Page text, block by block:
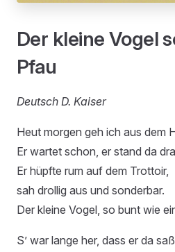
Der kleine Vogel
Pfau
Deutsch D. Kaiser
Heut morgen geh ich aus dem
Er wartet schon, er stand da
Er hüpfte rum auf dem Trottoir,
sah drollig aus und sonderbar.
Der kleine Vogel, so bunt wie
S’ war lange her, dass er da